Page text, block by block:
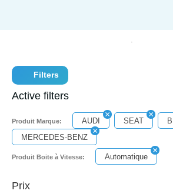
Filters
Active filters
Produit Marque: AUDI SEAT
MERCEDES-BENZ
Produit Boite à Vitesse: Automatique
Prix